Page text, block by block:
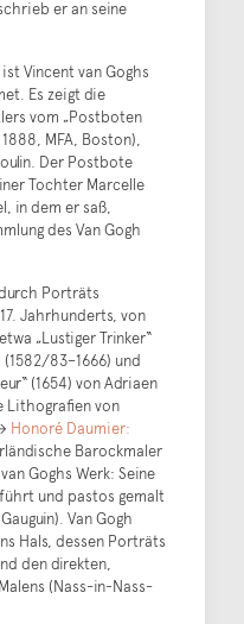
er an seine
Vincent van Goghs
Es zeigt die
vom „Postboten
MFA, Boston),
Der Postbote
Tochter Marcelle
in dem er saß,
des Van Gogh
Porträts
Jahrhunderts, von
„Lustiger Trinker“
(1582/83–1666) und
(1654) von Adriaen
Lithografien von
Honoré Daumier:
Barockmaler
Goghs Werk: Seine
und pastos gemalt
Van Gogh
Hals, dessen Porträts
den direkten,
(Nass-in-Nass-